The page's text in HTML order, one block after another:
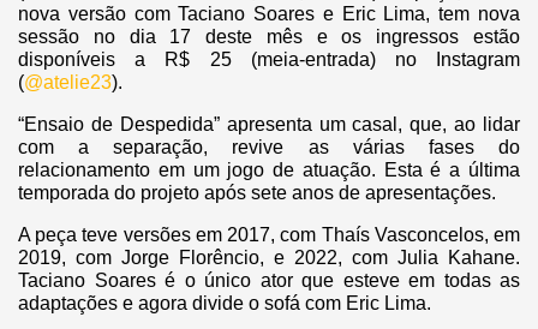
nova versão com Taciano Soares e Eric Lima, tem nova
sessão no dia 17 deste mês e os ingressos estão
disponíveis a R$ 25 (meia-entrada) no Instagram
(@atelie23).
“Ensaio de Despedida” apresenta um casal, que, ao lidar
com a separação, revive as várias fases do
relacionamento em um jogo de atuação. Esta é a última
temporada do projeto após sete anos de apresentações.
A peça teve versões em 2017, com Thaís Vasconcelos, em
2019, com Jorge Florêncio, e 2022, com Julia Kahane.
Taciano Soares é o único ator que esteve em todas as
adaptações e agora divide o sofá com Eric Lima.